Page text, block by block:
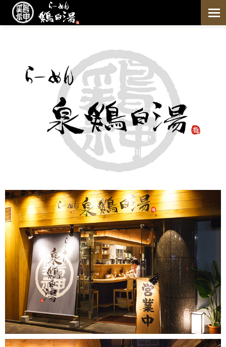
こだわり
お薦めの食べ方
アレルギーについて